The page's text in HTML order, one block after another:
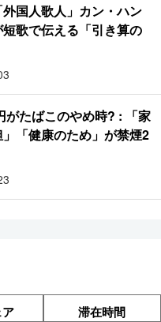
国人歌人」カン・ハン
歌で伝える「引き算の
がたばこのやめ時? : 「家
「健康のため」が禁煙2
滞在時間